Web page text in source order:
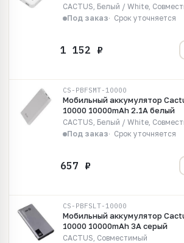
CACTUS, Белый / White,
Под заказ
Срок уточняется
CS-PBFSMT-10000
Мобильный аккумулятор
10000 10000mAh 2.1A белый
CACTUS, Белый / White,
Под заказ
Срок уточняется
CS-PBFSLT-10000
Мобильный аккумулятор
10000 10000mAh 3A серый
CACTUS, Совместимый